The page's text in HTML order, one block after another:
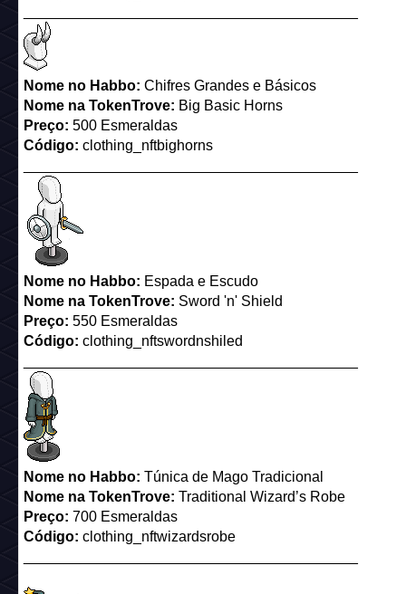
Nome no Habbo: Chifres Grandes e Básicos
Nomena TokenTrove: Big Basic Horns
Preço: 500 Esmeraldas
Código: clothing_nftbighorns
Nomeno Habbo: Espada e Escudo
Nomena TokenTrove: Sword 'n' Shield
Preço: 550 Esmeraldas
Código: clothing_nftswordnshiled
Nome no Habbo: Túnica de Mago Tradicional
Nomena TokenTrove: Traditional Wizard’s Robe
Preço: 700 Esmeraldas
Código: clothing_nftwizardsrobe